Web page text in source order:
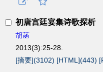
初唐宫廷宴集诗歌探析
胡菡
2013(3):25-28.
[摘要](3102) [HTML](443)